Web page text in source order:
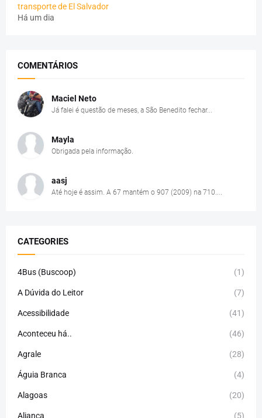
transporte de El Salvador
Há um dia
COMENTÁRIOS
Maciel Neto
Já falei é questão de meses, a São Benedito fechar...
Mayla
Obrigada pela informação.
aasj
Até hoje é assim. A 67 mantém o 907 (2009) na 710....
CATEGORIES
4Bus (Buscoop) (1)
A Dúvida do Leitor (7)
Acessibilidade (41)
Aconteceu há.. (46)
Agrale (28)
Águia Branca (4)
Alagoas (20)
Aliança (5)